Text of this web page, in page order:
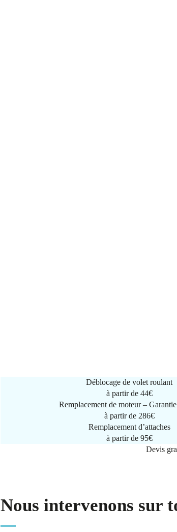
Déblocage de volet roulant
à partir de 44€
Remplacement de moteur –
à partir de 286€
Remplacement d’attaches
à partir de 95€
Devis
Nous intervenons sur